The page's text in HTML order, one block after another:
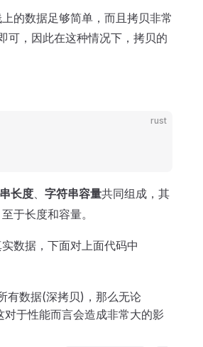
的数据足够简单，而且拷贝非常
可，因此在这种情况下，拷贝的
rust
长度、 字符串容量共同组成，其
于长度和容量。
数据，下面对上面代码中
有数据(深拷贝)，那么无论
于性能而言会造成非常大的影